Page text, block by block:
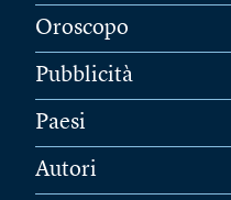
Oroscopo
Pubblicità
Paesi
Autori